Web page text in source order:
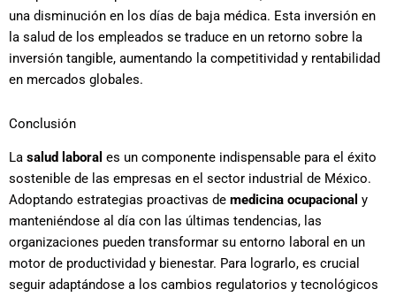
una disminución en los días de baja médica. Esta inversión en
la salud de los empleados se traduce en un retorno sobre la
inversión tangible, aumentando la competitividad y rentabilidad
en mercados globales.
Conclusión
La salud laboral es un componente indispensable para el éxito
sostenible de las empresas en el sector industrial de México.
Adoptando estrategias proactivas de medicina ocupacional y
manteniéndose al día con las últimas tendencias, las
organizaciones pueden transformar su entorno laboral en un
motor de productividad y bienestar. Para lograrlo, es crucial
seguir adaptándose a los cambios regulatorios y tecnológicos